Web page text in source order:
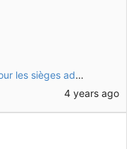
Utilisation d'un sous-assemblage pour les sièges adultes
4 years ago